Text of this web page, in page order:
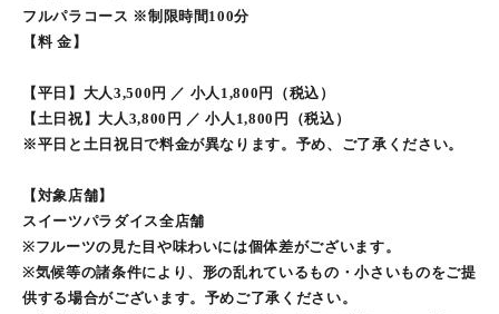
フルパラコース ※制限時間100分
【料 ⾦】
【平日】⼤⼈3,500円 ／ ⼩⼈1,800円（税込）
【土日祝】⼤⼈3,800円 ／ ⼩⼈1,800円（税込）
※平日と土日祝日で料金が異なります。予め、ご了承ください。
【対象店舗】
スイーツパラダイス全店舗
※フルーツの見た目や味わいには個体差がございます。
※気候等の諸条件により、形の乱れているもの・小さいものをご提
供する場合がございます。予めご了承ください。